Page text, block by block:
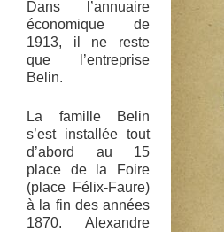
Dans l’annuaire
économique de
1913, il ne reste
que l’entreprise
Belin.
La famille Belin
s’est installée tout
d’abord au 15
place de la Foire
(place Félix-Faure)
à la fin des années
1870. Alexandre